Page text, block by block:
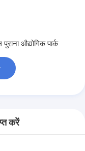
औद्योगिक पार्क
करें